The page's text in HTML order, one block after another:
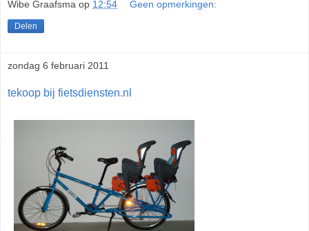
Wibe Graafsma op 12:54 Geen opmerkingen:
Delen
zondag 6 februari 2011
tekoop bij fietsdiensten.nl